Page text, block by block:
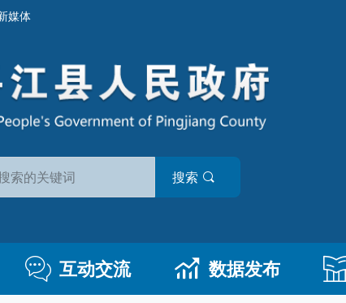
媒体
搜索
互动交流 数据发布